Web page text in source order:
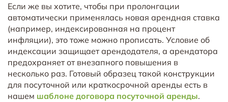
Если же вы хотите, чтобы при пролонгации
автоматически применялась новая арендная ставка
(например, индексированная на процент
инфляции), это тоже можно прописать. Условие об
индексации защищает арендодателя, а арендатора
предохраняет от внезапного повышения в
несколько раз. Готовый образец такой конструкции
для посуточной или краткосрочной аренды есть в
нашем шаблоне договора посуточной аренды.